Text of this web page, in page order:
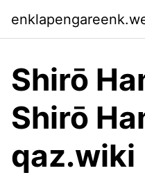
Shirō
Shirō
qaz.wiki